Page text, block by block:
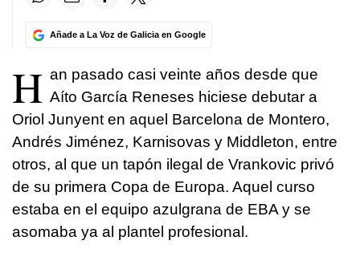
Añade a La Voz de Galicia en Google
H an pasado casi veinte años desde que
Aíto García Reneses hiciese debutar a
Oriol Junyent en aquel Barcelona de Montero,
Andrés Jiménez, Karnisovas y Middleton, entre
otros, al que un tapón ilegal de Vrankovic privó
de su primera Copa de Europa. Aquel curso
estaba en el equipo azulgrana de EBA y se
asomaba ya al plantel profesional.